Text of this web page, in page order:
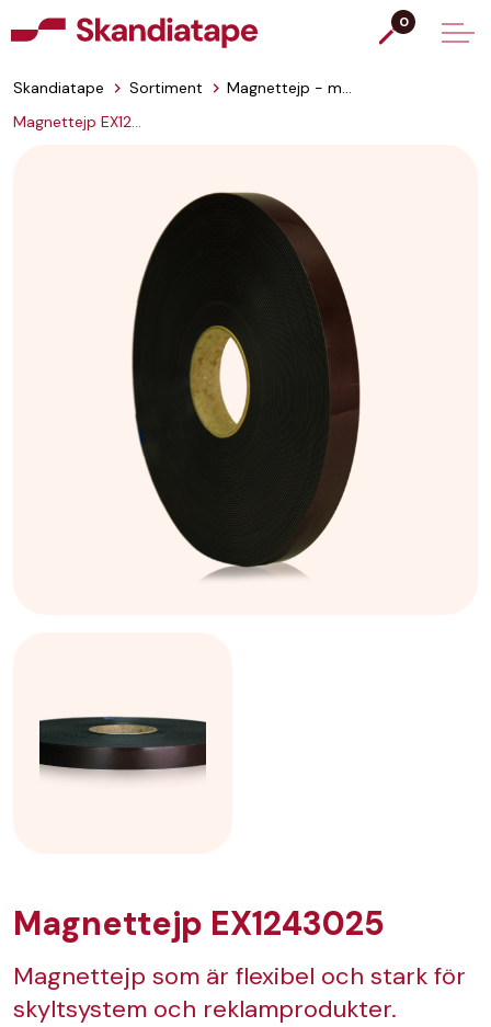
0
Skandiatape Sortiment
Magnettejp - magnetmatta
Magnettejp EX1243025
Magnettejp EX1243025
Magnettejp som är flexibel och stark för
skyltsystem och reklamprodukter.